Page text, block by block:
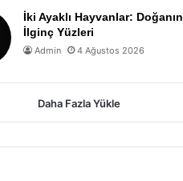
İki Ayaklı Hayvanlar: Doğanın
İlginç Yüzleri
Admin 4 Ağustos 2026
Daha Fazla Yükle